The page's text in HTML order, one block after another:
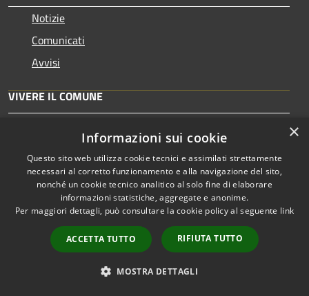
Notizie
Comunicati
Avvisi
VIVERE IL COMUNE
CONTATTI
Comune di Città di Civitavecchia
Piazzale Pietro Guglielmotti, 7 - 00053 - RM
Codice Fiscale: 02700960582
IBAN: IT 73 R 03069 39042 100000046016
×
Informazioni sui cookie
Questo sito web utilizza cookie tecnici e assimilati strettamente
necessari al corretto funzionamento e alla navigazione del sito,
nonché un cookie tecnico analitico al solo fine di elaborare
informazioni statistiche, aggregate e anonime.
Per maggiori dettagli, può consultare la cookie policy al seguente link
ACCETTA TUTTO RIFIUTA TUTTO
MOSTRA DETTAGLI